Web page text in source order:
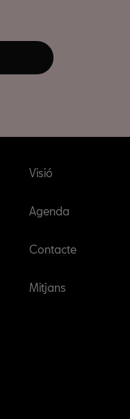
Visió
Agenda
Contacte
Mitjans